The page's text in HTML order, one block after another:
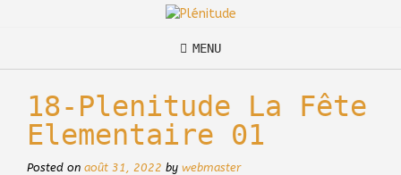
MENU
18-Plenitude La Fête
Elementaire 01
Posted on août 31, 2022 by webmaster